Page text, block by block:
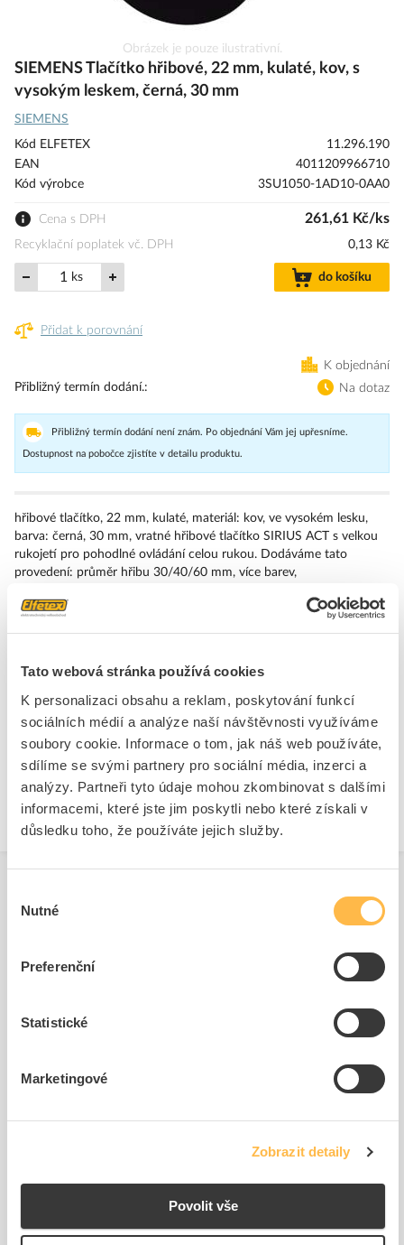
Tato webová stránka používá cookies
K personalizaci obsahu a reklam, poskytování funkcí
sociálních médií a analýze naší návštěvnosti využíváme
soubory cookie. Informace o tom, jak náš web používáte,
sdílíme se svými partnery pro sociální média, inzerci a
analýzy. Partneři tyto údaje mohou zkombinovat s dalšími
informacemi, které jste jim poskytli nebo které získali v
důsledku toho, že používáte jejich služby.
souhlasu
Nutné
Preferenční
Statistické
Marketingové
Zobrazit detaily
Povolit vše
na
začátek
galerie
s
obrázky
Obrázek je pouze ilustrativní.
SIEMENS Tlačítko hřibové, 22 mm, kulaté, kov, s
vysokým leskem, černá, 30 mm
SIEMENS
Kód ELFETEX
11.296.190
EAN
4011209966710
Kód výrobce
3SU1050-1AD10-0AA0
Cena s DPH 261,61 Kč/ks
Recyklační poplatek vč. DPH 0,13 Kč
ks do košíku
Přidat k porovnání
K objednání
Přibližný termín dodání.
Na dotaz
Přibližný termín dodání není znám. Po objednání Vám jej upřesníme.
Dostupnost na pobočce zjistíte v detailu produktu.
hřibové tlačítko, 22 mm, kulaté, materiál: kov, ve vysokém lesku,
barva: černá, 30 mm, vratné hřibové tlačítko SIRIUS ACT s velkou
rukojetí pro pohodlné ovládání celou rukou. Dodáváme tato
provedení: průměr hřibu 30/40/60 mm, více barev,
odblokování tahem/otočením. Upozornění: Samostatné zařízení,
Značka SIEMENS
Čelní kryty pro hřibová tlačítka
Stupeň krytí (IP)
IP67/IP69K
Druh ochrany ( NEMA)
13
237,40 Kč/ks
Kód ELFETEX 11.227.568
105,38 Kč/ks